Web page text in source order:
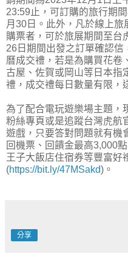
23:59止，可訂購的旅行期
月30日。此外，凡於線上
購票者，可於旅展期間至台
26日期間出發之訂單確認
曆成交禮，若是為購買花卷
古屋、佐賀或岡山等日本指
禮，成交禮每日數量有限，
為了配合電玩遊樂場主題，
粉絲專頁或是追蹤台灣虎航
遊戲，只要答對問題就有機
回機票、回饋金最高3,000
王子大飯店住宿券等豐富好
(https://bit.ly/47MSakd)。
分享